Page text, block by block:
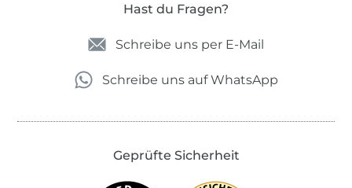
Hast du Fragen?
Schreibe uns per E-Mail
Schreibe uns auf WhatsApp
Geprüfte Sicherheit